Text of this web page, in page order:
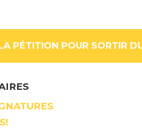
PÉTITION POUR SORTIR